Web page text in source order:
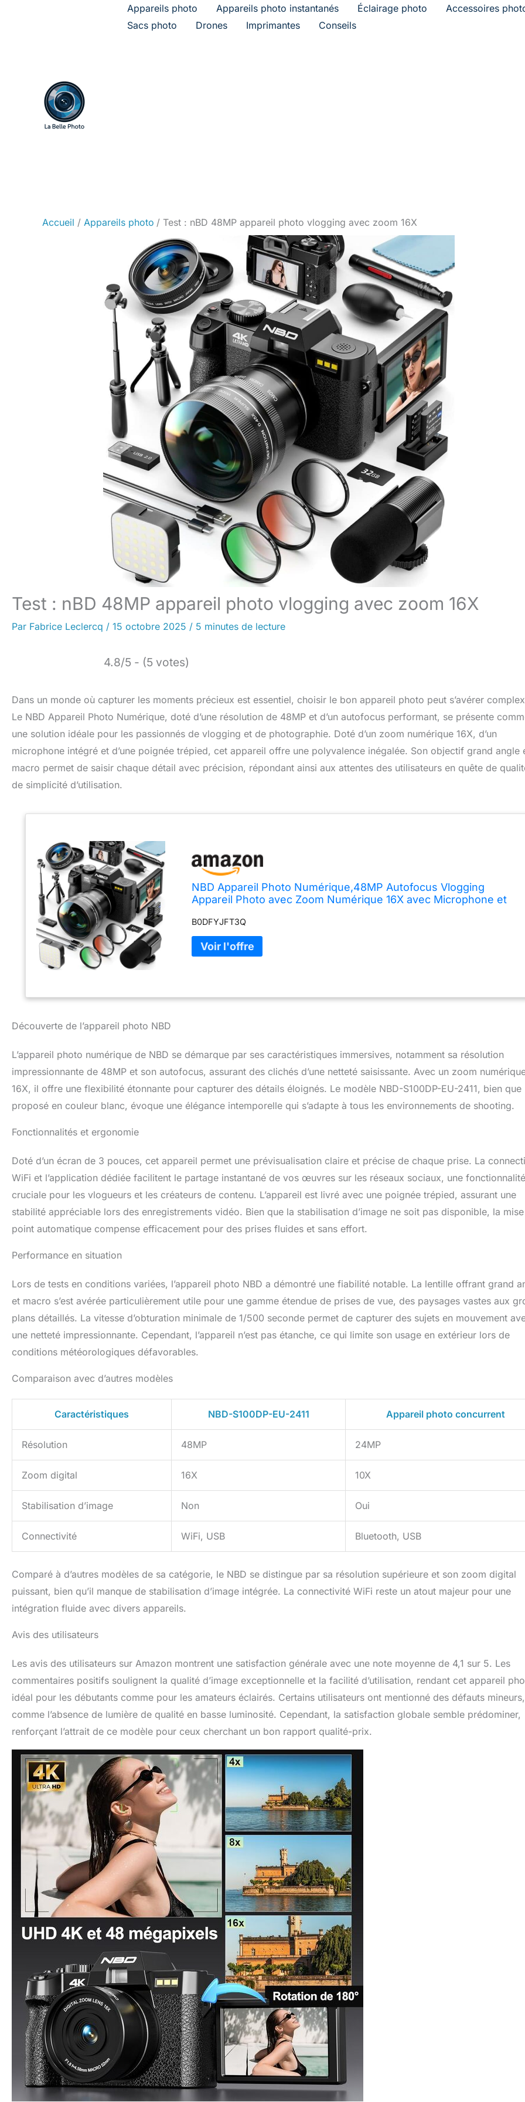
Appareils photo Appareils photo instantanés Éclairage photo
Accessoires
Sacs photo
Drones Imprimantes Conseils
Accueil Appareils photo Test : nBD 48MP appareil photo vlogging avec zoom 16X
Test : nBD 48MP appareil photo vlogging avec zoom 16X
Par Fabrice Leclercq / 15 octobre 2025 / 5 minutes de lecture
4.8/5 - (5 votes)
Dans un monde où capturer les moments précieux est essentiel, choisir le bon appareil photo peut s’avérer
Le NBD Appareil Photo Numérique, doté d’une résolution de 48MP et d’un autofocus performant, se présente
une solution idéale pour les passionnés de vlogging et de photographie. Doté d’un zoom numérique 16X, d’un
microphone intégré et d’une poignée trépied, cet appareil offre une polyvalence inégalée. Son objectif grand angle
macro permet de saisir chaque détail avec précision, répondant ainsi aux attentes des utilisateurs en quête de
de simplicité d’utilisation.
NBD Appareil Photo Numérique,48MP Autofocus Vlogging
Appareil Photo avec Zoom Numérique 16X avec Microphone et
(Noir)
B0DFYJFT3Q
Découverte de l’appareil photo NBD
L’appareil photo numérique de NBD se démarque par ses caractéristiques immersives, notamment sa résolution
impressionnante de 48MP et son autofocus, assurant des clichés d’une netteté saisissante. Avec un zoom
16X, il offre une flexibilité étonnante pour capturer des détails éloignés. Le modèle NBD-S100DP-EU-2411, bien que
proposé en couleur blanc, évoque une élégance intemporelle qui s’adapte à tous les environnements de shooting.
Fonctionnalités et ergonomie
Doté d’un écran de 3 pouces, cet appareil permet une prévisualisation claire et précise de chaque prise. La
WiFi et l’application dédiée facilitent le partage instantané de vos œuvres sur les réseaux sociaux, une fonctionnalité
cruciale pour les vlogueurs et les créateurs de contenu. L’appareil est livré avec une poignée trépied, assurant une
stabilité appréciable lors des enregistrements vidéo. Bien que la stabilisation d’image ne soit pas disponible, la
point automatique compense efficacement pour des prises fluides et sans effort.
Performance en situation
Lors de tests en conditions variées, l’appareil photo NBD a démontré une fiabilité notable. La lentille offrant grand
et macro s’est avérée particulièrement utile pour une gamme étendue de prises de vue, des paysages vastes aux
plans détaillés. La vitesse d’obturation minimale de 1/500 seconde permet de capturer des sujets en mouvement
une netteté impressionnante. Cependant, l’appareil n’est pas étanche, ce qui limite son usage en extérieur lors de
conditions météorologiques défavorables.
Comparaison avec d’autres modèles
Caractéristiques NBD-S100DP-EU-2411 Appareil photo concurrent
Résolution 48MP 24MP
Zoom digital 16X 10X
Stabilisation d’image Non Oui
Connectivité WiFi, USB Bluetooth, USB
Comparé à d’autres modèles de sa catégorie, le NBD se distingue par sa résolution supérieure et son zoom digital
puissant, bien qu’il manque de stabilisation d’image intégrée. La connectivité WiFi reste un atout majeur pour une
intégration fluide avec divers appareils.
Avis des utilisateurs
Les avis des utilisateurs sur Amazon montrent une satisfaction générale avec une note moyenne de 4,1 sur 5. Les
commentaires positifs soulignent la qualité d’image exceptionnelle et la facilité d’utilisation, rendant cet appareil
idéal pour les débutants comme pour les amateurs éclairés. Certains utilisateurs ont mentionné des défauts mineurs,
comme l’absence de lumière de qualité en basse luminosité. Cependant, la satisfaction globale semble prédominer,
renforçant l’attrait de ce modèle pour ceux cherchant un bon rapport qualité-prix.